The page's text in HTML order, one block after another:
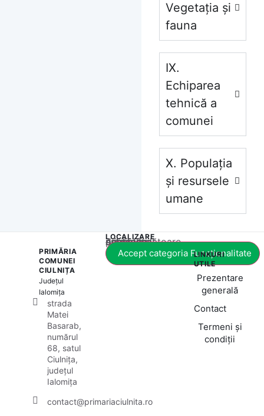
Vegetația și
fauna
IX.
Echiparea
tehnică a
comunei
X. Populația
și resursele
umane
PRIMĂRIA
COMUNEI
CIULNIȚA
Județul
Ialomița
strada
Matei
Basarab,
numărul
68, satul
Ciulnița,
județul
Ialomița
contact@primariaciulnita.ro
LOCALIZARE
Acest conținut este blocat până când acceptați categoria corespunzătoare de cookie-uri.
Accept categoria Funcționalitate
LINKURI
UTILE
Prezentare
generală
Contact
Termeni și
condiții